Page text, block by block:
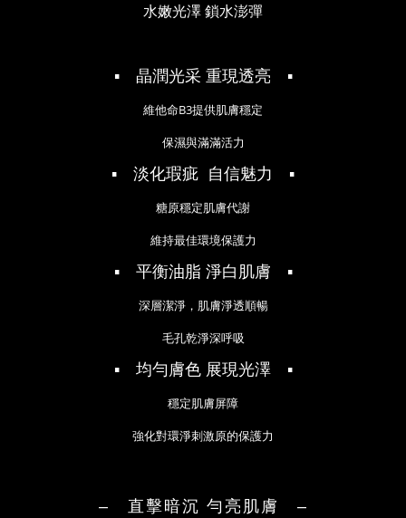
水嫩光澤 鎖水澎彈
▪ 晶潤光采 重現透亮 ▪
維他命B3提供肌膚穩定
保濕與滿滿活力
▪ 淡化瑕疵 自信魅力 ▪
糖原穩定肌膚代謝
維持最佳環境保護力
▪ 平衡油脂 淨白肌膚 ▪
深層潔淨， 肌膚淨透順暢
毛孔乾淨深呼吸
▪均勻膚色 展現光澤 ▪
穩定肌膚屏障
強化對環淨刺激原的保護力
‒ 直擊暗沉 勻亮肌膚 ‒